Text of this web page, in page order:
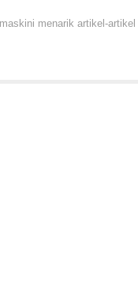
menarik artikel-